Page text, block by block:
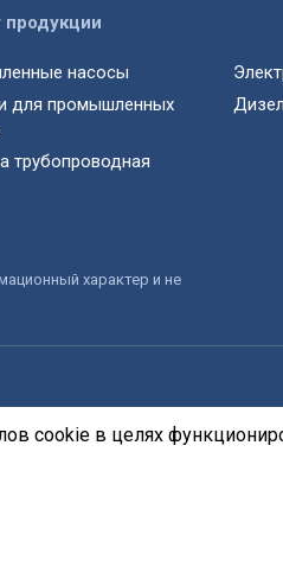
продукции
насосы
для промышленных
трубопроводная
характер и не
cookie в целях